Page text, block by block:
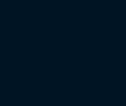
Für die
Sie wissen genau, was
die Hilfe eines